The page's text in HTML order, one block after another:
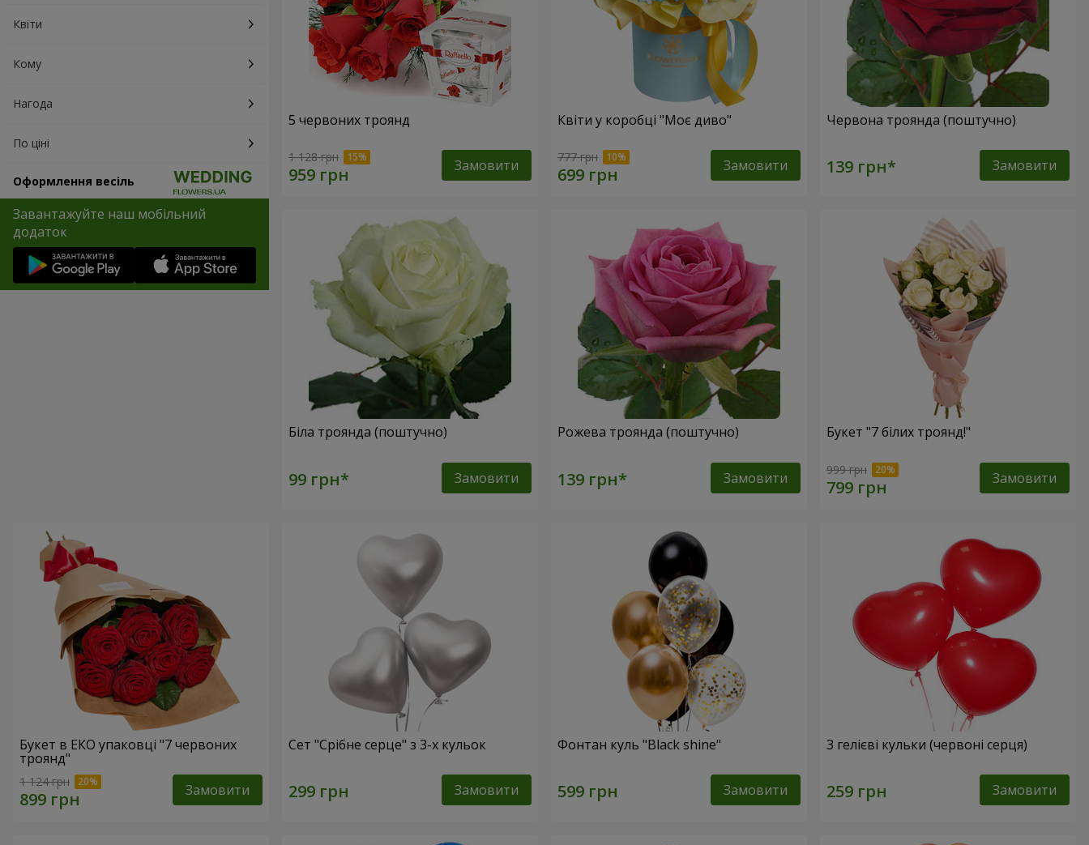
Квіти
Кому
Нагода
По ціні
Оформлення весіль
Завантажуйте наш мобільний
додаток
5 червоних троянд
1 128 грн Замовити
Квіти у коробці "Моє диво"
777 грн Замовити
Червона троянда (поштучно)
Замовити
Біла троянда (поштучно)
Замовити
Рожева троянда (поштучно)
Замовити
Букет "7 білих троянд!"
999 грн Замовити
Букет в ЕКО упаковці "7 червоних
троянд"
1 124 грн Замовити
Сет "Срібне серце" з 3-х кульок
Замовити
Фонтан куль "Black shine"
Замовити
3 гелієві кульки (червоні серця)
Замовити